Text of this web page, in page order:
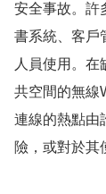
安全事故。許
書系統、客戶
人員使用。
共空間的無線
連線的熱點由
險，或對於其